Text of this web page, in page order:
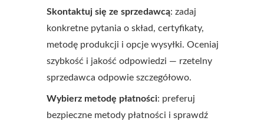
Skontaktuj się ze sprzedawcą: zadaj
konkretne pytania o skład, certyfikaty,
metodę produkcji i opcje wysyłki. Oceniaj
szybkość i jakość odpowiedzi — rzetelny
sprzedawca odpowie szczegółowo.
Wybierz metodę płatności: preferuj
bezpieczne metody płatności i sprawdź